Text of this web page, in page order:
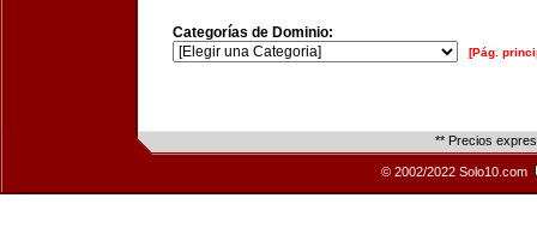
Categorías de Dominio:
[Pág.
** Precios
© 2002/2022 Solo10.com